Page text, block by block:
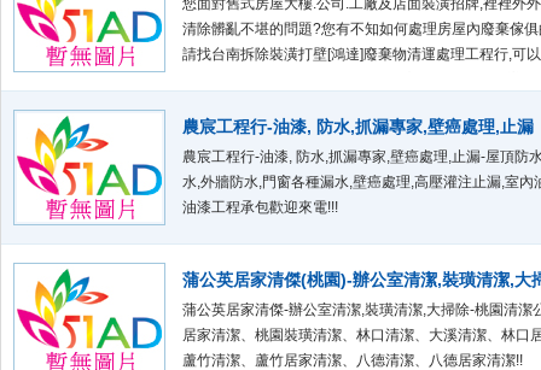
您面對舊式房屋大樓.公司.工廠及店面裝潢招牌,裡裡外
清除髒亂不堪的問題?您有不知如何處理房屋內廢棄傢
請找台南拆除裝潢打壁[鴻達]廢棄物清運處理工程行,可
紙拆除。3.房屋室內外隔間牆打壁拆除。4.住宅大樓RC
磚牆開門窗。5.浴室拆除
農宸工程行-油漆, 防水,抓漏專家,壁癌處理,止漏
農宸工程行-油漆, 防水,抓漏專家,壁癌處理,止漏-屋頂防
水,外牆防水,門窗各種漏水,壁癌處理,高壓灌注止漏,室內
油漆工程承包歡迎來電!!!
蒲公英居家清傑(桃園)-辦公室清潔,裝璜清潔,大
蒲公英居家清傑-辦公室清潔,裝璜清潔,大掃除-桃園清潔
居家清潔、桃園裝璜清潔、林口清潔、大溪清潔、林口
蘆竹清潔、蘆竹居家清潔、八德清潔、八德居家清潔!!